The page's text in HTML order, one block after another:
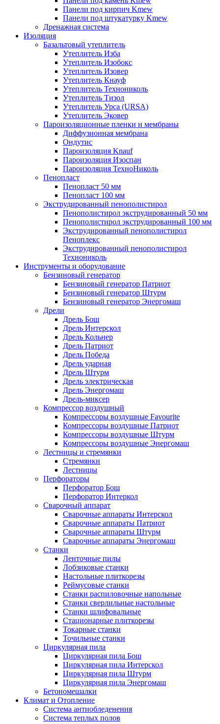
Панели под кирпич Kmew
Панели под штукатурку Kmew
Дренажная система
Изоляция
Базальтовый утеплитель
Утеплитель Изба
Утеплитель Изобокс
Утеплитель Изовер
Утеплитель Кнауф
Утеплитель Технониколь
Утеплитель Тизол
Утеплитель Урса (URSA)
Утеплитель Эковер
Пароизоляционные пленки и мембраны
Диффузионная мембрана
Ондутис
Пароизоляция Knauf
Пароизоляция Изоспан
Пароизоляция ТехноНиколь
Пенопласт
Пенопласт 50 мм
Пенопласт 100 мм
Экструдированный пенополистирол
Пенополистирол экструдированный 50 мм
Пенополистирол экструдированный 100 мм
Экструдированный пенополистирол
Пеноплекс
Экструдированный пенополистирол
Технониколь
Инструменты и оборудование
Бензиновый генератор
Бензиновый генератор Патриот
Бензиновый генератор Штурм
Бензиновый генератор Энергомаш
Дрели
Дрель Бош
Дрель Интерскол
Дрель Кольнер
Дрель Патриот
Дрель Победа
Дрель ударная
Дрель Штурм
Дрель электрическая
Дрель Энергомаш
Дрель-миксер
Компрессор воздушный
Компрессоры воздушные Favourite
Компрессоры воздушные Патриот
Компрессоры воздушные Штурм
Компрессоры воздушные Энергомаш
Лестницы и стремянки
Стремянки
Лестницы
Перфораторы
Перфоратор Бош
Перфоратор Интеркол
Сварочный аппарат
Сварочные аппараты Интерскол
Сварочные аппараты Патриот
Сварочные аппараты Штурм
Сварочные аппараты Энергомаш
Станки
Ленточные пилы
Лобзиковые станки
Настольные плиткорезы
Реймусовые станки
Станки распиловочные напольные
Станки сверлильные настольные
Станки шлифовальные
Стационарные плиткорезы
Токарные станки
Точильные станки
Циркулярная пила
Циркулярная пила Бош
Циркулярная пила Интерскол
Циркулярная пила Штурм
Циркулярная пила Энергомаш
Бетономешалки
Климат и Отопление
Система антиобледенения
Система теплых полов